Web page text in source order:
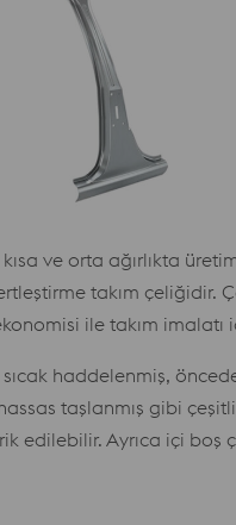
ve orta ağırlıkta
takım çeliğidir.
ile takım imalatı
haddelenmiş,
taşlanmış gibi
edilebilir. Ayrıca içi boş